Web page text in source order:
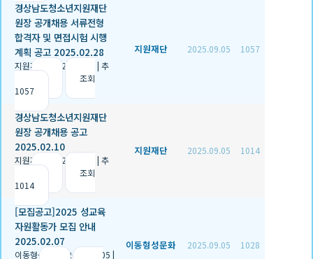
경상남도청소년지원재단
원장 공개채용 서류전형
합격자 및 면접시험 시행
계획 공고 2025.02.28
지원재단 2025.09.05 | 추
|
조회
1057
지원재단 2025.09.05 1057
경상남도청소년지원재단
원장 공개채용 공고
2025.02.10
지원재단 2025.09.05 | 추
|
조회
1014
지원재단 2025.09.05 1014
[모집공고]2025 성교육
자원활동가 모집 안내
2025.02.07
이동형성문화 2025.09.05 |
이동형성문화 2025.09.05 1028